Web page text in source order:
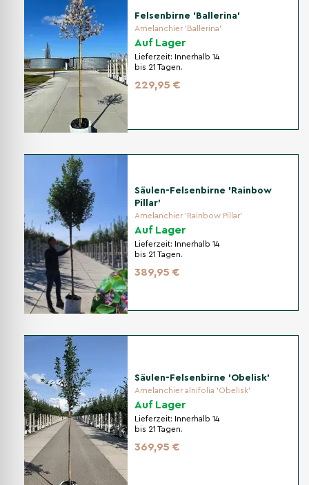
Felsenbirne 'Ballerina'
Amelanchier 'Ballerina'
Auf Lager
Lieferzeit:
Innerhalb 14
bis 21 Tagen.
229,95 €
Säulen-Felsenbirne 'Rainbow
Pillar'
Amelanchier 'Rainbow Pillar'
Auf Lager
Lieferzeit:
Innerhalb 14
bis 21 Tagen.
389,95 €
Säulen-Felsenbirne 'Obelisk'
Amelanchier alnifolia 'Obelisk'
Auf Lager
Lieferzeit:
Innerhalb 14
bis 21 Tagen.
369,95 €